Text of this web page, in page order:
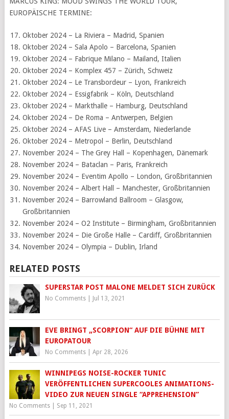
EUROPÄISCHE TERMINE:
Oktober 2024 – La Riviera – Madrid, Spanien
Oktober 2024 – Sala Apolo – Barcelona, ​​​​Spanien
Oktober 2024 – Fabrique Milano – Mailand, Italien
Oktober 2024 – Komplex 457 – Zürich, Schweiz
Oktober 2024 – Le Transbordeur – Lyon, Frankreich
Oktober 2024 – Essigfabrik – Köln, Deutschland
Oktober 2024 – Markthalle – Hamburg, Deutschland
Oktober 2024 – De Roma – Antwerpen, Belgien
Oktober 2024 – AFAS Live – Amsterdam, Niederlande
Oktober 2024 – Metropol – Berlin, Deutschland
November 2024 – The Grey Hall – Kopenhagen, Dänemark
November 2024 – Bataclan – Paris, Frankreich
November 2024 – Eventim Apollo – London, Großbritannien
November 2024 – Albert Hall – Manchester, Großbritannien
November 2024 – Barrowland Ballroom – Glasgow,
Großbritannien
November 2024 – O2 Institute – Birmingham, Großbritannien
November 2024 – Die Große Halle – Cardiff, Großbritannien
November 2024 – Olympia – Dublin, Irland
RELATED POSTS
SUPERSTAR POST MALONE MELDET SICH ZURÜCK
No Comments| Jul 13, 2021
EVE BRINGT „SCORPION“ AUF DIE BÜHNE MIT
EUROPATOUR
No Comments| Apr 28, 2026
WINNIPEGS NOISE-ROCKER TUNIC
VERÖFFENTLICHEN SUPERCOOLES ANIMATIONS-
VIDEO ZUR NEUEN SINGLE “APPREHENSION”
No Comments| Sep 11, 2021